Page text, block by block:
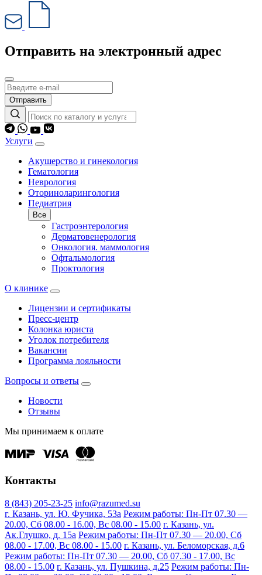
Отправить на электронный адрес
Отправить
Услуги
Акушерство и гинекология
Гематология
Неврология
Оториноларингология
Педиатрия
Все
Гастроэнтерология
Дерматовенерология
Онкология. маммология
Офтальмология
Проктология
О клинике
Лицензии и сертификаты
Пресс-центр
Колонка юриста
Уголок потребителя
Вакансии
Программа лояльности
Вопросы и ответы
Новости
Отзывы
Мы принимаем к оплате
Контакты
8 (843) 205-23-25 info@razumed.su
г. Казань, ул. Ю. Фучика, 53а Режим работы: Пн-Пт 07.30 —
20.00, Сб 08.00 - 16.00, Вс 08.00 - 15.00 г. Казань, ул.
Ак.Глушко, д. 15а Режим работы: Пн-Пт 07.30 — 20.00, Сб
08.00 - 17.00, Вс 08.00 - 15.00 г. Казань, ул. Беломорская, д.6
Режим работы: Пн-Пт 07.30 — 20.00, Сб 07.30 - 17.00, Вс
08.00 - 15.00 г. Казань, ул. Пушкина, д.25 Режим работы: Пн-